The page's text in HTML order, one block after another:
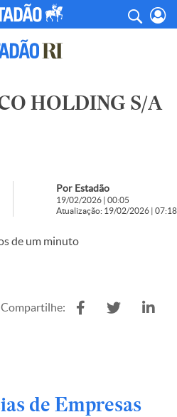
HOLDING S/A
Por Estadão
19/02/2026 | 00:05
Atualização: 19/02/2026 | 07:18
de um minuto
Compartilhe:
de Empresas